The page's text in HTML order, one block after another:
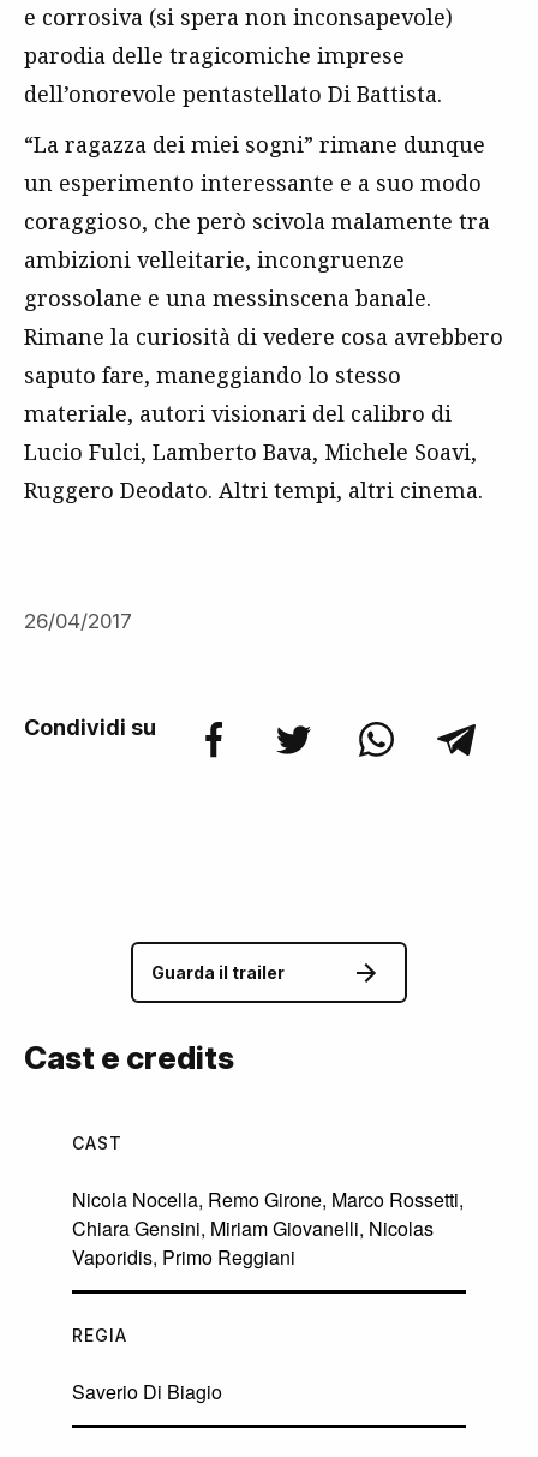
e corrosiva (si spera non inconsapevole)
parodia delle tragicomiche imprese
dell’onorevole pentastellato Di Battista.
“La ragazza dei miei sogni” rimane dunque
un esperimento interessante e a suo modo
coraggioso, che però scivola malamente tra
ambizioni velleitarie, incongruenze
grossolane e una messinscena banale.
Rimane la curiosità di vedere cosa avrebbero
saputo fare, maneggiando lo stesso
materiale, autori visionari del calibro di
Lucio Fulci, Lamberto Bava, Michele Soavi,
Ruggero Deodato. Altri tempi, altri cinema.
26/04/2017
Condividi su
Guarda il trailer
Cast e credits
CAST
Nicola Nocella, Remo Girone, Marco Rossetti,
Chiara Gensini, Miriam Giovanelli, Nicolas
Vaporidis, Primo Reggiani
REGIA
Saverio Di Biagio